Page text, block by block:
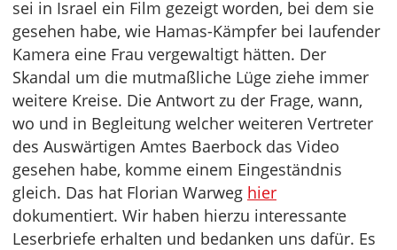
sei in Israel ein Film gezeigt worden, bei dem sie
gesehen habe, wie Hamas-Kämpfer bei laufender
Kamera eine Frau vergewaltigt hätten. Der
Skandal um die mutmaßliche Lüge ziehe immer
weitere Kreise. Die Antwort zu der Frage, wann,
wo und in Begleitung welcher weiteren Vertreter
des Auswärtigen Amtes Baerbock das Video
gesehen habe, komme einem Eingeständnis
gleich. Das hat Florian Warweg hier
dokumentiert. Wir haben hierzu interessante
Leserbriefe erhalten und bedanken uns dafür. Es